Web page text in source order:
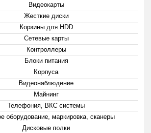
Видеокарты
Жесткие диски
Корзины для HDD
Сетевые карты
Контроллеры
Блоки питания
Корпуса
Видеонаблюдение
Майнинг
Телефония, ВКС системы
оборудование, маркировка, сканеры
Дисковые полки